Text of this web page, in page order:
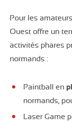
Pour les
Ouest offre un
activités phares
normands :
Paintball en
normands,
Laser Game